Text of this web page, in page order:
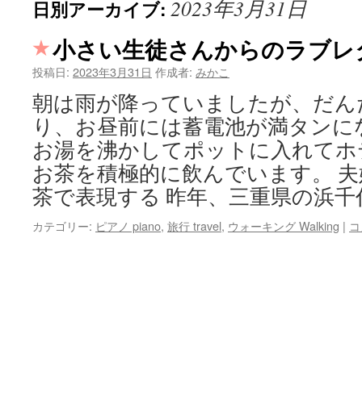
日別アーカイブ: 2023年3月31日
小さい生徒さんからのラブ
投稿日: 2023年3月31日 作成者: みかこ
朝は雨が降っていましたが、だ
り、お昼前には蓄電池が満タン
お湯を沸かしてポットに入れて
お茶を積極的に飲んでいます。
茶で表現する 昨年、三重県の浜
カテゴリー: ピアノ piano, 旅行 travel, ウォーキング Walking |